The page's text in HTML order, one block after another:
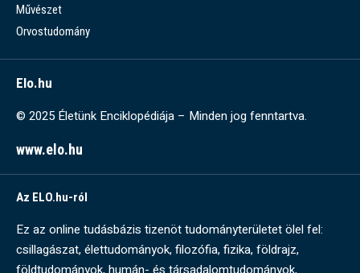
Művészet
Orvostudomány
Elo.hu
© 2025 Életünk Enciklopédiája – Minden jog fenntartva.
www.elo.hu
Az ELO.hu-ról
Ez az online tudásbázis tizenöt tudományterületet ölel fel:
csillagászat, élettudományok, filozófia, fizika, földrajz,